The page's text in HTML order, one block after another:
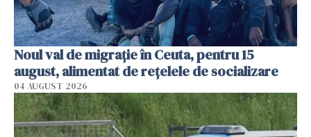
Noul val de migrație în Ceuta, pentru 15
august, alimentat de rețelele de socializare
04 AUGUST 2026